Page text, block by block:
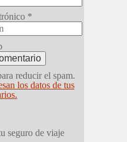
*
reducir el spam.
los datos de tus
seguro de viaje